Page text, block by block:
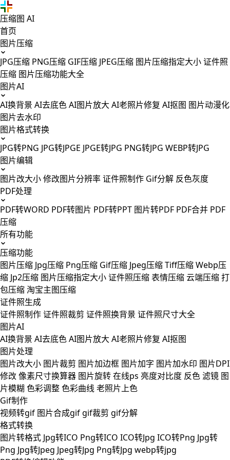
压缩图 AI
首页
图片压缩
JPG压缩 PNG压缩 GIF压缩 JPEG压缩 图片压缩指定大小证件照
压缩 图片压缩功能大全
图片AI
AI换背景 AI去底色AI图片放大 AI老照片修复 AI抠图 图片动漫化
图片去水印
图片格式转换
JPG转PNG JPG转JPGE JPGE转JPG PNG转JPG WEBP转JPG
图片编辑
图片改大小修改图片分辨率证件照制作 Gif分解 反色灰度
PDF处理
PDF转WORD PDF转图片 PDF转PPT 图片转PDF PDF合并 PDF
压缩
所有功能
压缩功能
图片压缩 Jpg压缩 Png压缩 Gif压缩 Jpeg压缩Tiff压缩Webp压
缩 Jp2压缩 图片压缩指定大小证件照压缩表情压缩云端压缩打
包压缩淘宝主图压缩
证件照生成
证件照制作证件照裁剪 证件照换背景 证件照尺寸大全
图片AI
AI换背景 AI去底色AI图片放大 AI老照片修复 AI抠图
图片处理
图片改大小 图片裁剪 图片加边框 图片加字 图片加水印 图片DPI
修改像素尺寸换算器 图片旋转在线ps 亮度对比度 反色滤镜 图
片模糊 色彩调整色彩曲线老照片上色
Gif制作
视频转gif 图片合成gifgif裁剪 gif分解
格式转换
图片转格式 Jpg转ICO Png转ICO ICO转Jpg ICO转Png Jpg转
Png Jpg转Jpeg Jpeg转Jpg Png转Jpg webp转jpg